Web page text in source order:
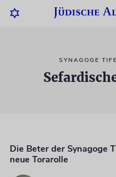
SYNAGOGE
Die Beter der Synagoge
neue Torarolle